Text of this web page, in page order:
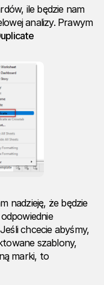
ile będzie nam
analizy. Prawym
nadzieję, że będzie
chcecie abyśmy,
szablony,
marki, to